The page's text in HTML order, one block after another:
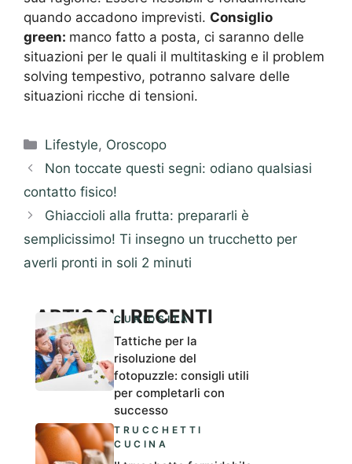
quando accadono imprevisti. Consiglio
green: manco fatto a posta, ci saranno delle
situazioni per le quali il multitasking e il problem
solving tempestivo, potranno salvare delle
situazioni ricche di tensioni.
Categorie
Lifestyle, Oroscopo
Non toccate questi segni: odiano qualsiasi
contatto fisico!
Ghiaccioli alla frutta: prepararli è
semplicissimo! Ti insegno un trucchetto per
averli pronti in soli 2 minuti
ARTICOLI RECENTI
CURIOSITÀ
Tattiche per la
risoluzione del
fotopuzzle: consigli utili
per completarli con
successo
TRUCCHETTI
CUCINA